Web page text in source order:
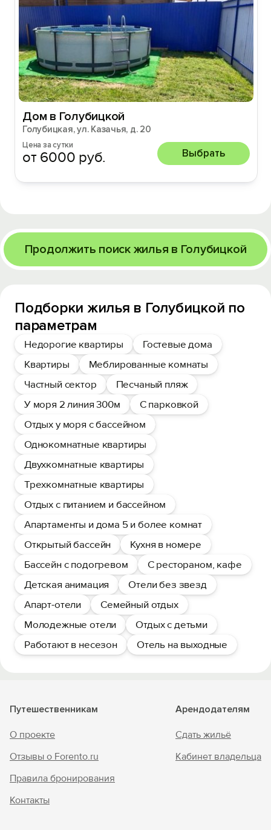
Дом в Голубицкой
Голубицкая, ул. Казачья, д. 20
Цена за сутки
от 6000 руб. Выбрать
Продолжить поиск жилья в Голубицкой
Подборки жилья в Голубицкой по
параметрам
Недорогие квартиры
Гостевые дома
Квартиры
Меблированные комнаты
Частный сектор
Песчаный пляж
У моря 2 линия 300м
С парковкой
Отдых у моря с бассейном
Однокомнатные квартиры
Двухкомнатные квартиры
Трехкомнатные квартиры
Отдых с питанием и бассейном
Апартаменты и дома 5 и более комнат
Открытый бассейн
Кухня в номере
Бассейн с подогревом
С рестораном, кафе
Детская анимация
Отели без звезд
Апарт-отели
Семейный отдых
Молодежные отели
Отдых с детьми
Работают в несезон
Отель на выходные
Путешественникам
О проекте
Отзывы о Forento.ru
Правила бронирования
Контакты
Арендодателям
Сдать жильё
Кабинет владельца